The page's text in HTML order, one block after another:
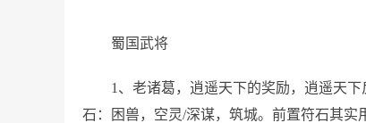
蜀国武将
1、老诸葛，逍遥天下的奖励，逍遥天
石：困兽，空灵/深谋，筑城。前置符石其实